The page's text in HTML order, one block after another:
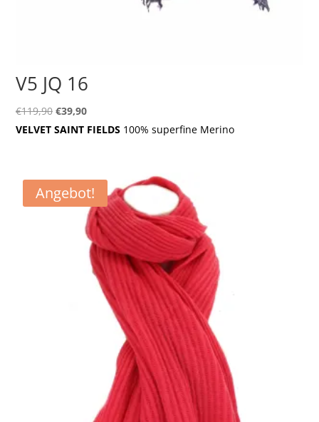
V5 JQ 16
€119,90 Ursprünglicher
Preis
€39,90Aktueller
Preis
VELVET SAINT FIELDS 100% superfine Merino
Angebot!